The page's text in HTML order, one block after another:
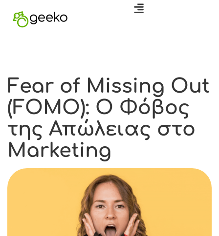
Fear of Missing Out
(FOMO): Ο Φόβος
της Απώλειας στο
Marketing